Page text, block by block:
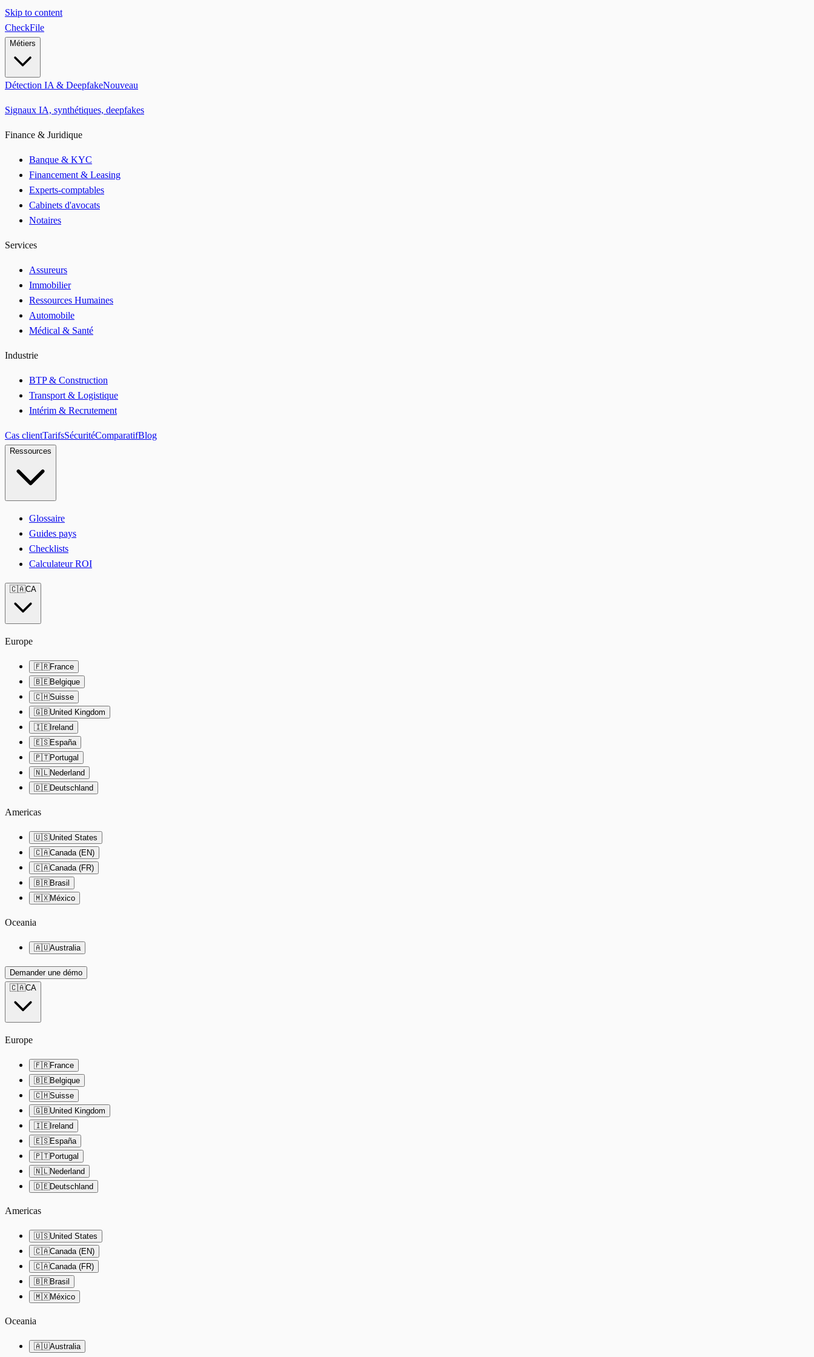
Skip to content
CheckFile
Métiers
Détection IA & DeepfakeNouveau
Signaux IA, synthétiques, deepfakes
Finance & Juridique
Banque & KYC
Financement & Leasing
Experts-comptables
Cabinets d'avocats
Notaires
Services
Assureurs
Immobilier
Ressources Humaines
Automobile
Médical & Santé
Industrie
BTP & Construction
Transport & Logistique
Intérim & Recrutement
Cas clientTarifsSécuritéComparatifBlog
Ressources
Glossaire
Guides pays
Checklists
Calculateur ROI
🇨🇦CA
Europe
🇫🇷France
🇧🇪Belgique
🇨🇭Suisse
🇬🇧United Kingdom
🇮🇪Ireland
🇪🇸España
🇵🇹Portugal
🇳🇱Nederland
🇩🇪Deutschland
Americas
🇺🇸United States
🇨🇦Canada (EN)
🇨🇦Canada (FR)
🇧🇷Brasil
🇲🇽México
Oceania
🇦🇺Australia
Demander une démo
🇨🇦CA
Europe
🇫🇷France
🇧🇪Belgique
🇨🇭Suisse
🇬🇧United Kingdom
🇮🇪Ireland
🇪🇸España
🇵🇹Portugal
🇳🇱Nederland
🇩🇪Deutschland
Americas
🇺🇸United States
🇨🇦Canada (EN)
🇨🇦Canada (FR)
🇧🇷Brasil
🇲🇽México
Oceania
🇦🇺Australia